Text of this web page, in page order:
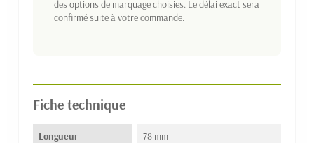
des options de marquage choisies. Le délai exact sera
confirmé suite à votre commande.
Fiche technique
Longueur 78 mm